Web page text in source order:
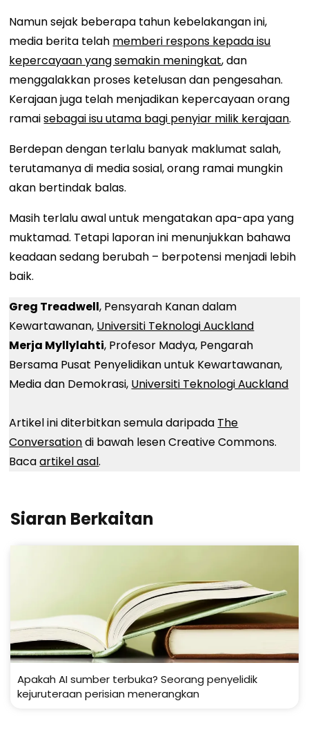
Namun sejak beberapa tahun kebelakangan ini,
media berita telah memberi respons kepada isu
kepercayaan yang semakin meningkat, dan
menggalakkan proses ketelusan dan pengesahan.
Kerajaan juga telah menjadikan kepercayaan orang
ramaisebagai isu utama bagi penyiar milik kerajaan.
Berdepan dengan terlalu banyak maklumat salah,
terutamanya di media sosial, orang ramai mungkin
akan bertindak balas.
Masih terlalu awal untuk mengatakan apa-apa yang
muktamad. Tetapi laporan ini menunjukkan bahawa
keadaan sedang berubah – berpotensi menjadi lebih
baik.
Greg Treadwell, Pensyarah Kanan dalam
Kewartawanan, Universiti Teknologi Auckland
Merja Myllylahti, Profesor Madya, Pengarah
Bersama Pusat Penyelidikan untuk Kewartawanan,
Media dan Demokrasi, Universiti Teknologi Auckland
Artikel ini diterbitkan semula daripada The
Conversationdi bawah lesen Creative Commons.
Bacaartikel asal.
Siaran Berkaitan
Apakah AI sumber terbuka? Seorang penyelidik
kejuruteraan perisian menerangkan